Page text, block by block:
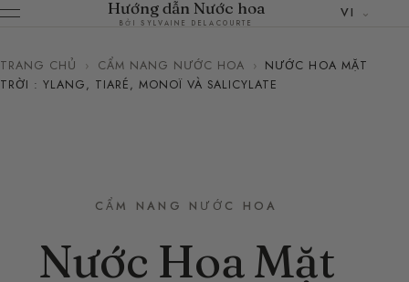
Hướng dẫn Nước hoa
BỞI SYLVAINE DELACOURTE
VI
TRANG CHỦ › CẨM NANG NƯỚC HOA › NƯỚC HOA MẶT
TRỜI : YLANG, TIARÉ, MONOÏ VÀ SALICYLATE
CẨM NANG NƯỚC HOA
Nước Hoa Mặt